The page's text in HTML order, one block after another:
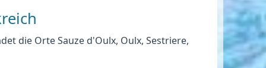
die Orte Sauze d'Oulx, Oulx, Sestriere,